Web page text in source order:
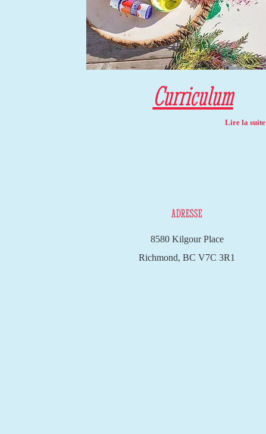
Curriculum
Lire ​ la suite
ADRESSE
8580 Kilgour Place
Richmond, BC V7C 3R1